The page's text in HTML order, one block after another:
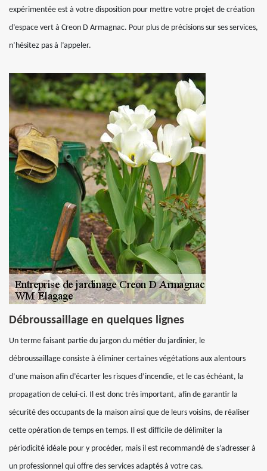
expérimentée est à votre disposition pour mettre votre projet de création
d’espace vert à Creon D Armagnac. Pour plus de précisions sur ses services,
n’hésitez pas à l’appeler.
Débroussaillage en quelques lignes
Un terme faisant partie du jargon du métier du jardinier, le
débroussaillage consiste à éliminer certaines végétations aux alentours
d’une maison afin d’écarter les risques d’incendie, et le cas échéant, la
propagation de celui-ci. Il est donc très important, afin de garantir la
sécurité des occupants de la maison ainsi que de leurs voisins, de réaliser
cette opération de temps en temps. Il est difficile de délimiter la
périodicité idéale pour y procéder, mais il est recommandé de s’adresser à
un professionnel qui offre des services adaptés à votre cas.